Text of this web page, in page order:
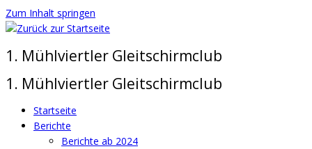
Zum Inhalt springen
1. Mühlviertler Gleitschirmclub
1. Mühlviertler Gleitschirmclub
Startseite
Berichte
Berichte ab 2024